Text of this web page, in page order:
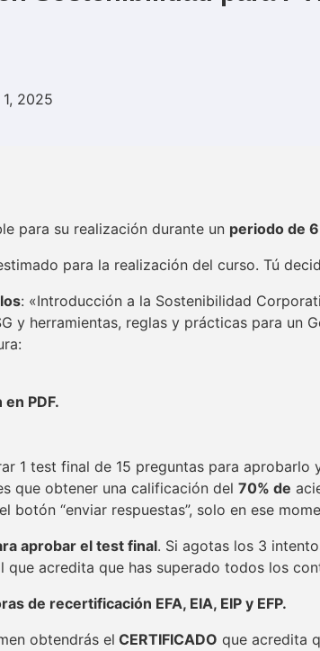
2025
para su realización durante un periodo de
para la realización del curso. Tú
: «Introducción a la Sostenibilidad
y herramientas, reglas y prácticas para un
PDF.
1 test final de 15 preguntas para
que obtener una calificación del 70% de
botón “enviar respuestas”, solo en ese
aprobar el test final. Si agotas los 3
acredita que has superado todos los
de recertificación EFA, EIA, EIP y EFP.
obtendrás el CERTIFICADO que acredita